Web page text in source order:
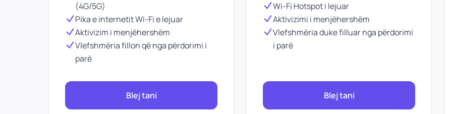
(4G/5G)
Pika e internetit Wi-Fi e lejuar
Aktivizim i menjëhershëm
Vlefshmëria fillon që nga përdorimi i
parë
Blej tani
Wi-Fi Hotspot i lejuar
Aktivizimi i menjëhershëm
Vlefshmëria duke filluar nga përdorimi
i parë
Blej tani